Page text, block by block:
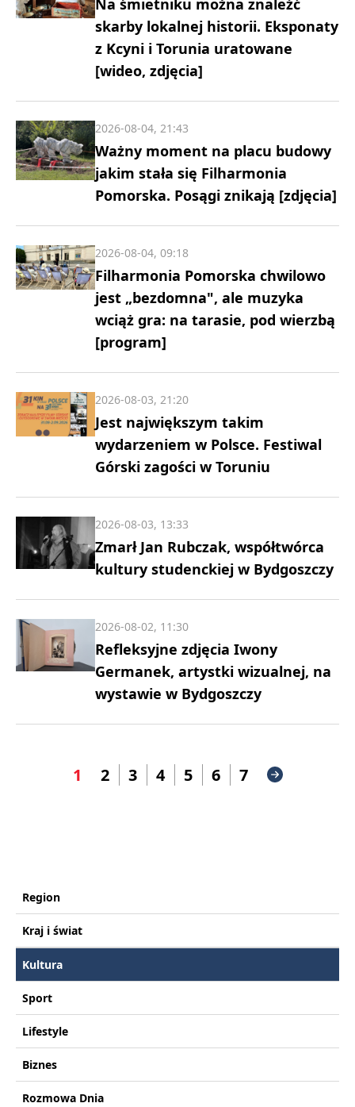
skarby lokalnej historii. Eksponaty
z Kcyni i Torunia uratowane
[wideo, zdjęcia]
Ważny moment na placu budowy
jakim stała się Filharmonia
Pomorska. Posągi znikają [zdjęcia]
2026-08-04, 21:43
Filharmonia Pomorska chwilowo
jest „bezdomna", ale muzyka
wciąż gra: na tarasie, pod wierzbą
[program]
2026-08-04, 09:18
Jest największym takim
wydarzeniem w Polsce. Festiwal
Górski zagości w Toruniu
2026-08-03, 21:20
Zmarł Jan Rubczak, współtwórca
kultury studenckiej w Bydgoszczy
2026-08-03, 13:33
Refleksyjne zdjęcia Iwony
Germanek, artystki wizualnej, na
wystawie w Bydgoszczy
2026-08-02, 11:30
1 2 3 4 5 6 7
Region
Kraj i świat
Kultura
Sport
Lifestyle
Biznes
Rozmowa Dnia